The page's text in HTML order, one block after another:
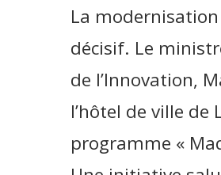
La
décisif. Le
de l’Innovation,
l’hôtel de ville
programme «